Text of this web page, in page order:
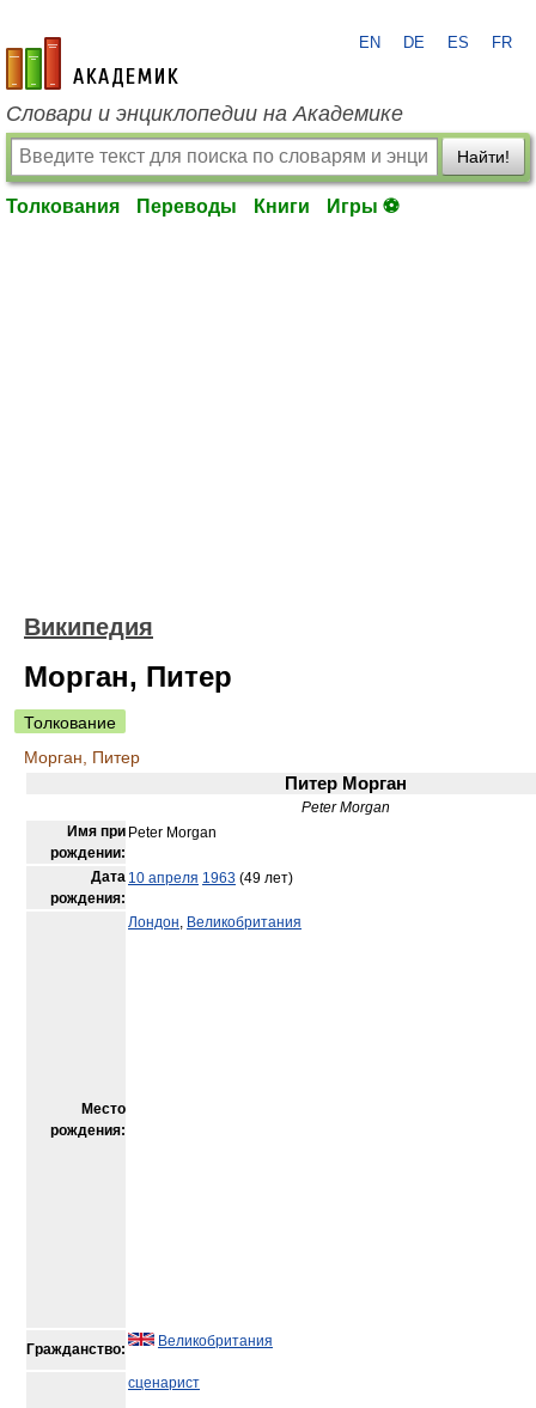
academic.ru
EN DE ES FR
Словари и энциклопедии на Академике
Найти!
Толкования Переводы Книги Игры ⚽
Википедия
Морган, Питер
Толкование
Морган, Питер
Питер Морган
Peter Morgan
Имя при
рождении:
Peter Morgan
Дата
рождения:
10 апреля 1963 (49 лет)
Место
рождения:
Лондон, Великобритания
Гражданство: Великобритания
сценарист